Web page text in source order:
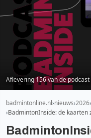
Aflevering 156 van de
badmintonline.nl nieuws 2026
BadmintonInside: de kaarten